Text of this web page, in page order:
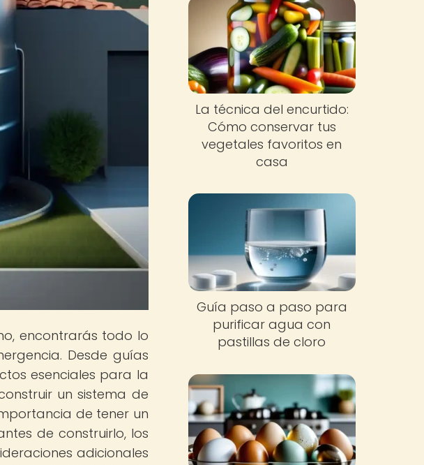
encontrarás todo lo
Desde guías
esenciales para la
un sistema de
de tener un
de construirlo, los
adicionales
La técnica del encurtido:
Cómo conservar tus
vegetales favoritos en
casa
Guía paso a paso para
purificar agua con
pastillas de cloro